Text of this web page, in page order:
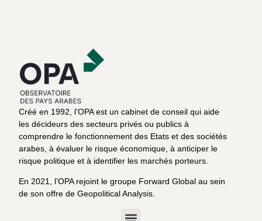
Créé en 1992, l’OPA est un cabinet de conseil qui aide
les décideurs des secteurs privés ou publics à
comprendre le fonctionnement des Etats et des sociétés
arabes, à évaluer le risque économique, à anticiper le
risque politique et à identifier les marchés porteurs.
En 2021, l’OPA rejoint le groupe Forward Global au sein
de son offre de Geopolitical Analysis.